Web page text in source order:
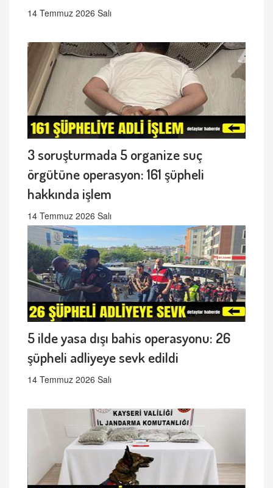
14 Temmuz 2026 Salı
3 soruşturmada 5 organize suç
örgütüne operasyon: 161 şüpheli
hakkında işlem
14 Temmuz 2026 Salı
5 ilde yasa dışı bahis operasyonu: 26
şüpheli adliyeye sevk edildi
14 Temmuz 2026 Salı